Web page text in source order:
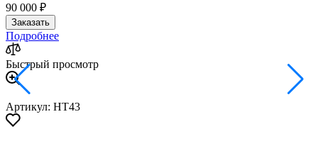
90 000 ₽
Заказать
Подробнее
Быстрый просмотр
Артикул: HT43